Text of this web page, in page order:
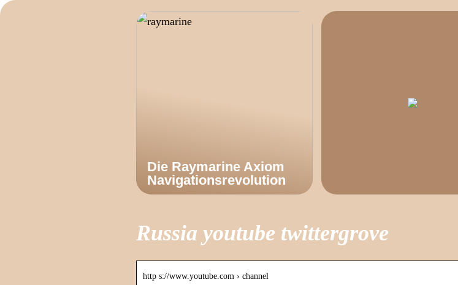
Die Raymarine Axiom
Navigationsrevolution
Russia youtube twittergrove
http s://www.youtube.com › channel